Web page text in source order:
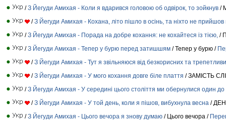
/З Йегуди Амихая - Коли я вдарився головою об одвірок, то зойкнув /
/З Йегуди Амихая - Кохана, літо пішло в осінь, та ніхто не
/З Йегуди Амихая - Порада на добре кохання: не кохайтеся із тією, /
/З Йегуди Амихая - Тепер у бурю перед затишшям / Тепер у бурю /
/З Йегуди Амихая - Тут я звільняюся від безкорисних та
/З Йегуди Амихая - У мого кохання довге біле плаття / ЗАМІСТЬ
/З Йегуди Амихая - У середині цього століття ми обернулися один
/З Йегуди Амихая - У той день, коли я пішов, вибухнула весна /
/З Йегуди Амихая - Цього вечора я знову думаю / Цього вечора /